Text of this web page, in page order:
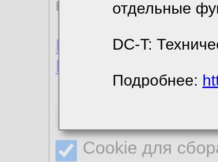
отдельные
DC-T:
Подробнее:
Пользовательское
Политика
Cookie для